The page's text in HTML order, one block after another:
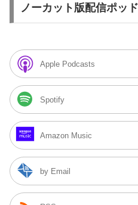
ノーカット版配信ポッ
Apple Podcasts
Spotify
Amazon Music
by Email